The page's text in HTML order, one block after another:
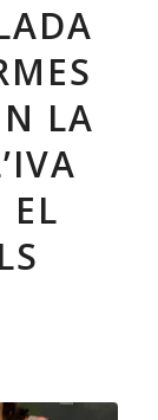
LA
EL